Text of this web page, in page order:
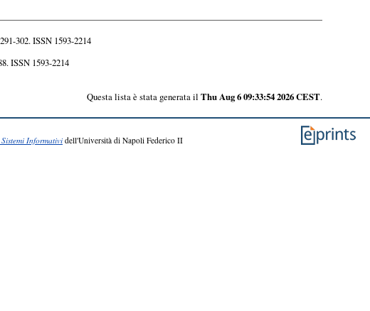
302. ISSN 1593-2214
ISSN 1593-2214
Questa lista è stata generata il Thu Aug 6 09:33:54 2026 CEST.
Informatividell'Università di Napoli Federico II